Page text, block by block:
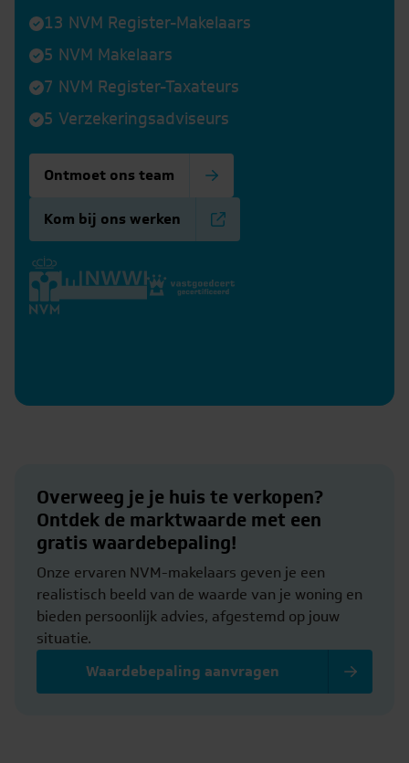
13 NVM Register-Makelaars
5 NVM Makelaars
7 NVM Register-Taxateurs
5 Verzekeringsadviseurs
Ontmoet ons team
Kom bij ons werken
Overweeg je je huis te verkopen?
Ontdek de marktwaarde met een
gratis waardebepaling!
Onze ervaren NVM-makelaars geven je een
realistisch beeld van de waarde van je woning en
bieden persoonlijk advies, afgestemd op jouw
situatie.
Waardebepaling aanvragen